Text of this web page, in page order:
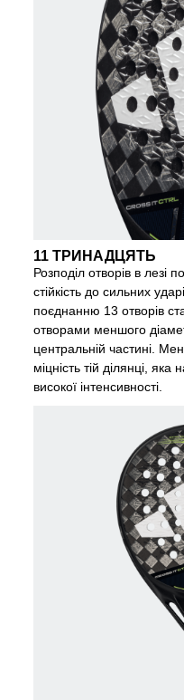
11 ТРИНАДЦЯТЬ
Розподіл отворів в лезі
стійкість до сильних
поєднанню 13 отворів
отворами меншого
центральній частині.
міцність тій ділянці,
високої інтенсивності.